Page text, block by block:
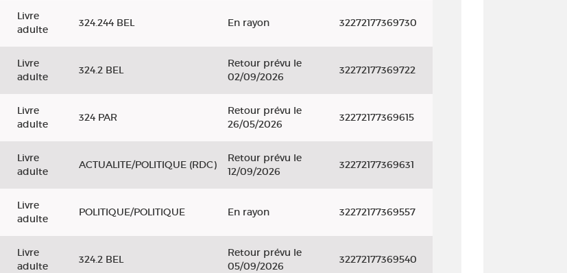
Livre
adulte
324.244 BEL En rayon 32272177369730
Livre
adulte
324.2 BEL
Retour prévu le
02/09/2026
32272177369722
Livre
adulte
324 PAR
Retour prévu le
26/05/2026
32272177369615
Livre
adulte
ACTUALITE/POLITIQUE (RDC)
Retour prévu le
12/09/2026
32272177369631
Livre
adulte
POLITIQUE/POLITIQUE En rayon 32272177369557
Livre
adulte
324.2 BEL
Retour prévu le
05/09/2026
32272177369540